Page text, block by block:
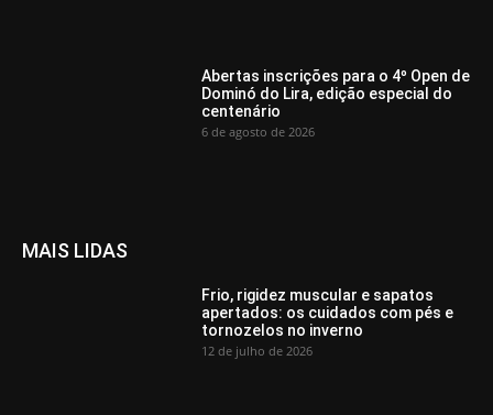
Abertas inscrições para o 4º Open de
Dominó do Lira, edição especial do
centenário
6 de agosto de 2026
MAIS LIDAS
Frio, rigidez muscular e sapatos
apertados: os cuidados com pés e
tornozelos no inverno
12 de julho de 2026